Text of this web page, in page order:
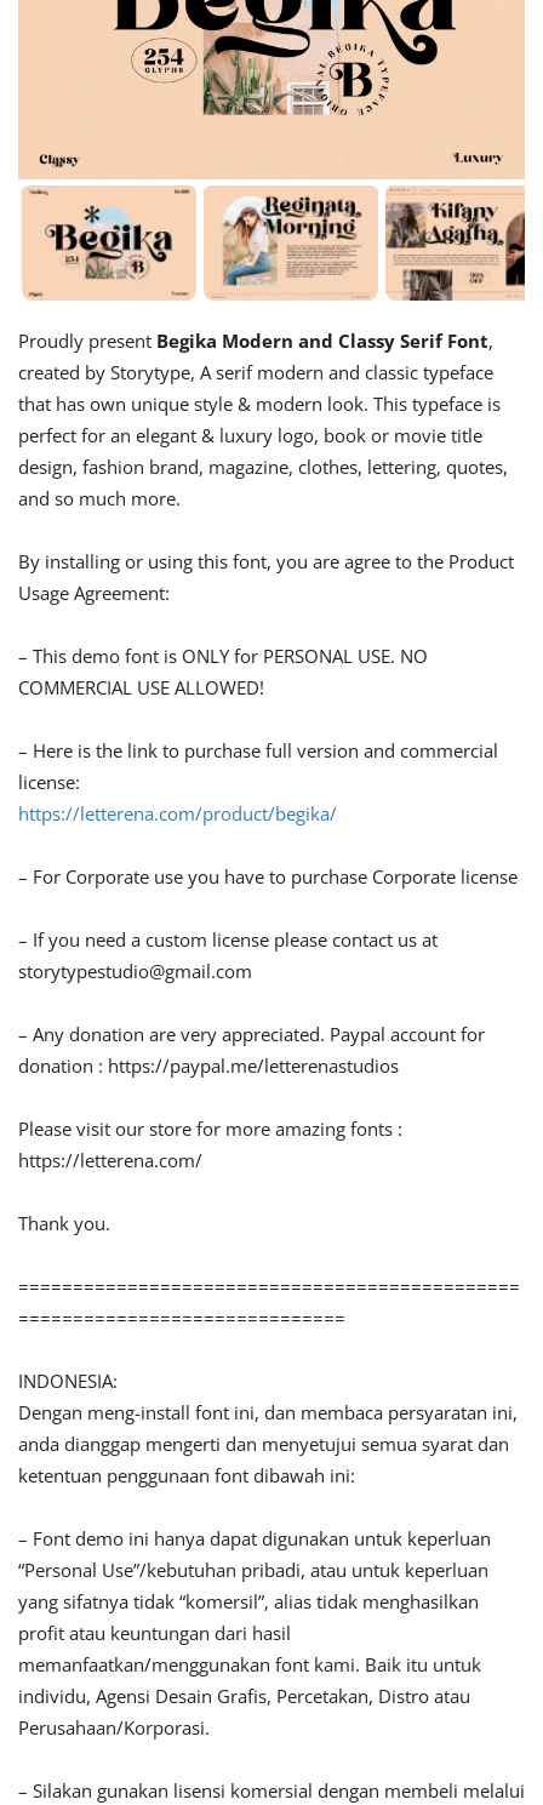
Proudly present Begika Modern and Classy Serif Font,
created by Storytype, A serif modern and classic typeface
that has own unique style & modern look. This typeface is
perfect for an elegant & luxury logo, book or movie title
design, fashion brand, magazine, clothes, lettering, quotes,
and so much more.
By installing or using this font, you are agree to the Product
Usage Agreement:
– This demo font is ONLY for PERSONAL USE. NO
COMMERCIAL USE ALLOWED!
– Here is the link to purchase full version and commercial
license:
https://letterena.com/product/begika/
– For Corporate use you have to purchase Corporate license
– If you need a custom license please contact us at
storytypestudio@gmail.com
– Any donation are very appreciated. Paypal account for
donation : https://paypal.me/letterenastudios
Please visit our store for more amazing fonts :
https://letterena.com/
Thank you.
==============================================
==============================
INDONESIA:
Dengan meng-install font ini, dan membaca persyaratan ini,
anda dianggap mengerti dan menyetujui semua syarat dan
ketentuan penggunaan font dibawah ini:
– Font demo ini hanya dapat digunakan untuk keperluan
“Personal Use”/kebutuhan pribadi, atau untuk keperluan
yang sifatnya tidak “komersil”, alias tidak menghasilkan
profit atau keuntungan dari hasil
memanfaatkan/menggunakan font kami. Baik itu untuk
individu, Agensi Desain Grafis, Percetakan, Distro atau
Perusahaan/Korporasi.
– Silakan gunakan lisensi komersial dengan membeli melalui